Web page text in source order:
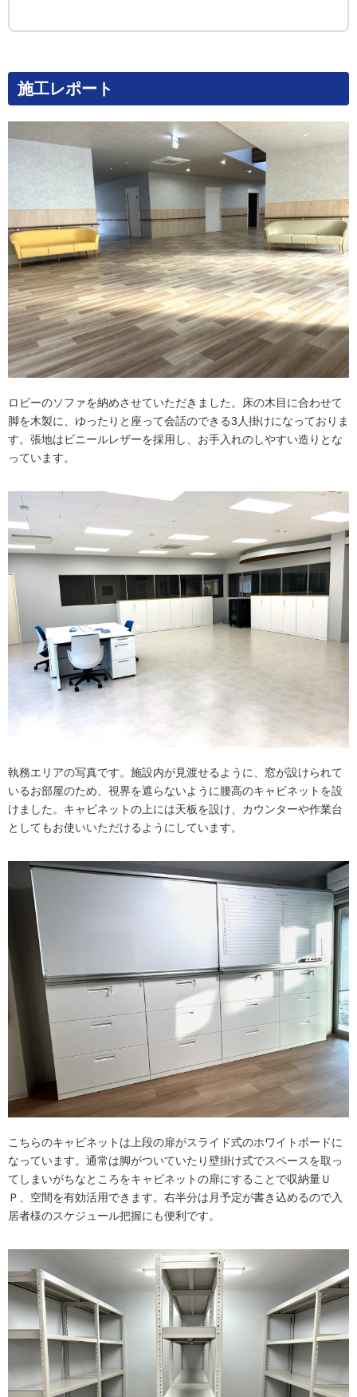
施工レポート
ロビーのソファを納めさせていただきました。床の木目に合わせて
脚を木製に、ゆったりと座って会話のできる3人掛けになっておりま
す。張地はビニールレザーを採用し、お手入れのしやすい造りとな
っています。
執務エリアの写真です。施設内が見渡せるように、窓が設けられて
いるお部屋のため、視界を遮らないように腰高のキャビネットを設
けました。キャビネットの上には天板を設け、カウンターや作業台
としてもお使いいただけるようにしています。
こちらのキャビネットは上段の扉がスライド式のホワイトボードに
なっています。通常は脚がついていたり壁掛け式でスペースを取っ
てしまいがちなところをキャビネットの扉にすることで収納量Ｕ
Ｐ、空間を有効活用できます。右半分は月予定が書き込めるので入
居者様のスケジュール把握にも便利です。